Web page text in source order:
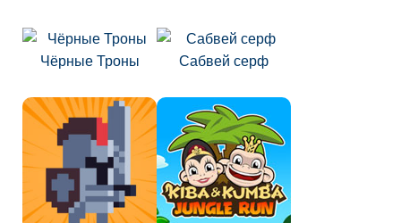
Чёрные Троны Сабвей серф